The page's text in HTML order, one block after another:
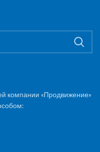
компании «Продвижение»